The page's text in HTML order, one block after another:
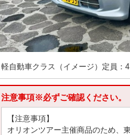
軽自動車クラス（イメージ）定員：4
注意事項※必ずご確認ください。
【注意事項】
オリオンツアー主催商品のため、